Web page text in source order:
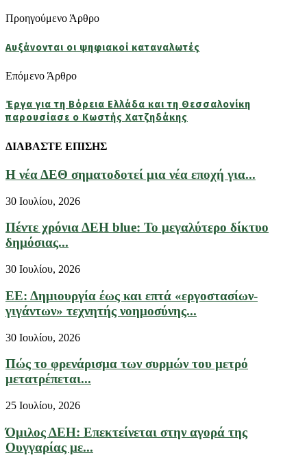
Προηγούμενο Άρθρο
Αυξάνονται οι ψηφιακοί καταναλωτές
Επόμενο Άρθρο
Έργα για τη Βόρεια Ελλάδα και τη Θεσσαλονίκη
παρουσίασε ο Κωστής Χατζηδάκης
ΔΙΑΒΑΣΤΕ ΕΠΙΣΗΣ
Η νέα ΔΕΘ σηματοδοτεί μια νέα εποχή για...
30 Ιουλίου, 2026
Πέντε χρόνια ΔΕΗ blue: Το μεγαλύτερο δίκτυο
δημόσιας...
30 Ιουλίου, 2026
ΕΕ: Δημιουργία έως και επτά «εργοστασίων-
γιγάντων» τεχνητής νοημοσύνης...
30 Ιουλίου, 2026
Πώς το φρενάρισμα των συρμών του μετρό
μετατρέπεται...
25 Ιουλίου, 2026
Όμιλος ΔΕΗ: Επεκτείνεται στην αγορά της
Ουγγαρίας με...